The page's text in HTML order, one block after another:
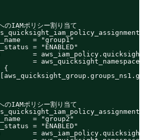
のIAMポリシー割り当て
= "group1"
= "ENABLED"
=
=
{
のIAMポリシー割り当て
= "group2"
= "ENABLED"
=